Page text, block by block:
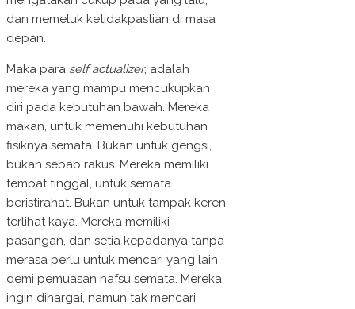
dan memeluk ketidakpastian di masa
depan.
Maka para self actualizer, adalah
mereka yang mampu mencukupkan
diri pada kebutuhan bawah. Mereka
makan, untuk memenuhi kebutuhan
fisiknya semata. Bukan untuk gengsi,
bukan sebab rakus. Mereka memiliki
tempat tinggal, untuk semata
beristirahat. Bukan untuk tampak keren,
terlihat kaya. Mereka memiliki
pasangan, dan setia kepadanya tanpa
merasa perlu untuk mencari yang lain
demi pemuasan nafsu semata. Mereka
ingin dihargai, namun tak mencari